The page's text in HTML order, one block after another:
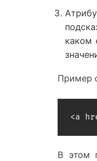
каком
Пример
<a
В этом